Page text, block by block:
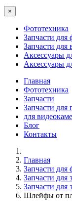
×
Фототехника
Запчасти для
Запчасти для
Аксессуары
Аксессуары
Главная
Фототехника
Запчасти
Запчасти для
для
Блог
Контакты
Главная
Запчасти для
Запчасти для
Запчасти для
Шлейфы от